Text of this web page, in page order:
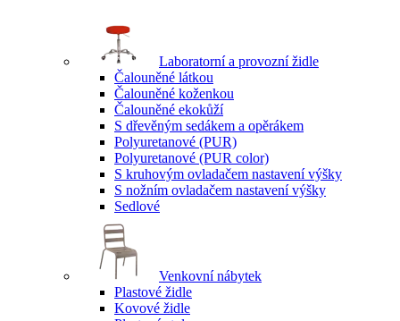
Laboratorní a provozní židle
Čalouněné látkou
Čalouněné koženkou
Čalouněné ekokůží
S dřevěným sedákem a opěrákem
Polyuretanové (PUR)
Polyuretanové (PUR color)
S kruhovým ovladačem nastavení výšky
S nožním ovladačem nastavení výšky
Sedlové
Venkovní nábytek
Plastové židle
Kovové židle